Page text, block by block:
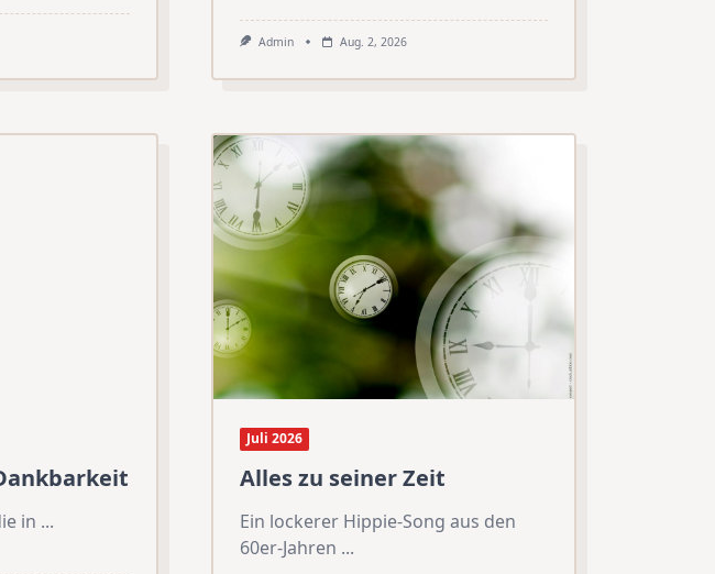
Admin Aug. 2, 2026
in ...
Juli 2026
Alles zu seiner Zeit
Ein lockerer Hippie-Song aus den
60er-Jahren ...